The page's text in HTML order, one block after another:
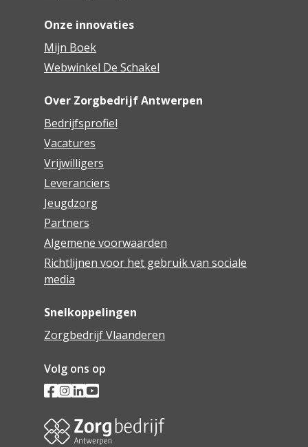
Onze innovaties
Mijn Boek
Webwinkel De Schakel
Over Zorgbedrijf Antwerpen
Bedrijfsprofiel
Vacatures
Vrijwilligers
Leveranciers
Jeugdzorg
Partners
Algemene voorwaarden
Richtlijnen voor het gebruik van sociale
media
Snelkoppelingen
Zorgbedrijf Vlaanderen
Volg ons op